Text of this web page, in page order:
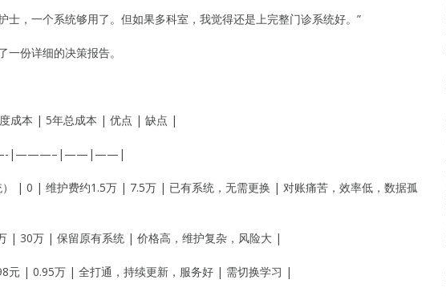
士，一个系统够用了。但如果多科室，我觉得还是上完整门诊系统好。”
一份详细的决策报告。
成本 | 5年总成本 | 优点 | 缺点 |
|———–|——|——|
| 0 | 维护费约1.5万 | 7.5万 | 已有系统，无需更换 | 对账痛苦，效率低，数据孤
| 30万 | 保留原有系统 | 价格高，维护复杂，风险大 |
元 | 0.95万 | 全打通，持续更新，服务好 | 需切换学习 |